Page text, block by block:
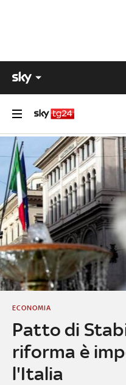
Patto di
riforma è
l'Italia
ECONOMIA